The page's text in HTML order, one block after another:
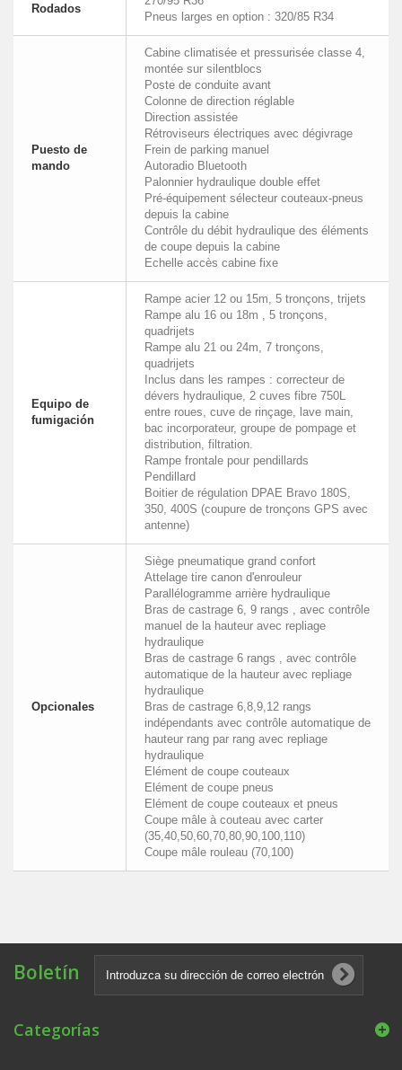
Rodados
Pneus larges en option : 320/85 R34
Puesto de
mando
Cabine climatisée et pressurisée classe 4,
montée sur silentblocs
Poste de conduite avant
Colonne de direction réglable
Direction assistée
Rétroviseurs électriques avec dégivrage
Frein de parking manuel
Autoradio Bluetooth
Palonnier hydraulique double effet
Pré-équipement sélecteur couteaux-pneus
depuis la cabine
Contrôle du débit hydraulique des éléments
de coupe depuis la cabine
Echelle accès cabine fixe
Equipo de
fumigación
Rampe acier 12 ou 15m, 5 tronçons, trijets
Rampe alu 16 ou 18m , 5 tronçons,
quadrijets
Rampe alu 21 ou 24m, 7 tronçons,
quadrijets
Inclus dans les rampes : correcteur de
dévers hydraulique, 2 cuves fibre 750L
entre roues, cuve de rinçage, lave main,
bac incorporateur, groupe de pompage et
distribution, filtration.
Rampe frontale pour pendillards
Pendillard
Boitier de régulation DPAE Bravo 180S,
350, 400S (coupure de tronçons GPS avec
antenne)
Opcionales
Siège pneumatique grand confort
Attelage tire canon d'enrouleur
Parallélogramme arrière hydraulique
Bras de castrage 6, 9 rangs , avec contrôle
manuel de la hauteur avec repliage
hydraulique
Bras de castrage 6 rangs , avec contrôle
automatique de la hauteur avec repliage
hydraulique
Bras de castrage 6,8,9,12 rangs
indépendants avec contrôle automatique de
hauteur rang par rang avec repliage
hydraulique
Elément de coupe couteaux
Elément de coupe pneus
Elément de coupe couteaux et pneus
Coupe mâle à couteau avec carter
(35,40,50,60,70,80,90,100,110)
Coupe mâle rouleau (70,100)
Boletín
Categorías